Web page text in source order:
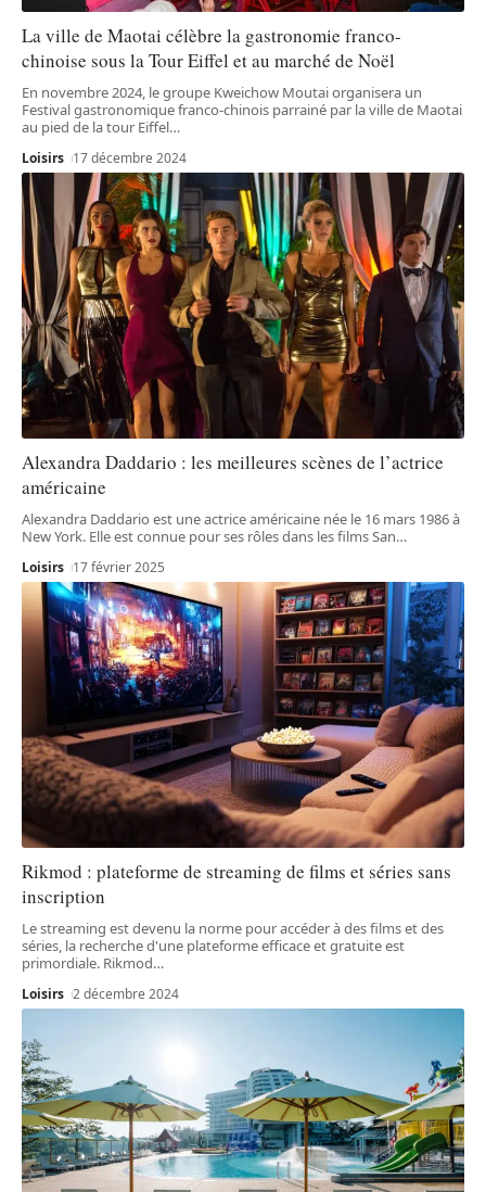
La ville de Maotai célèbre la gastronomie franco-
chinoise sous la Tour Eiffel et au marché de Noël
En novembre 2024, le groupe Kweichow Moutai organisera un
Festival gastronomique franco-chinois parrainé par la ville de Maotai
au pied de la tour Eiffel…
Loisirs 17 décembre 2024
Alexandra Daddario : les meilleures scènes de l’actrice
américaine
Alexandra Daddario est une actrice américaine née le 16 mars 1986 à
New York. Elle est connue pour ses rôles dans les films San…
Loisirs 17 février 2025
Rikmod : plateforme de streaming de films et séries sans
inscription
Le streaming est devenu la norme pour accéder à des films et des
séries, la recherche d'une plateforme efficace et gratuite est
primordiale. Rikmod…
Loisirs 2 décembre 2024